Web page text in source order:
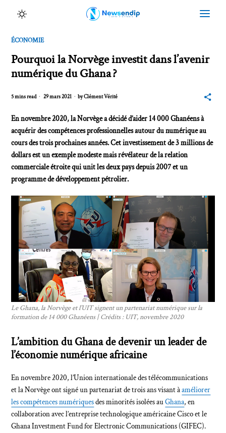
ÉCONOMIE
Pourquoi la Norvège investit dans l’avenir
numérique du Ghana ?
5 mins read 29 mars 2021 byClément Vérité
En novembre 2020, la Norvège a décidé d’aider 14 000 Ghanéens à
acquérir des compétences professionnelles autour du numérique au
cours des trois prochaines années. Cet investissement de 3 millions de
dollars est un exemple modeste mais révélateur de la relation
commerciale étroite qui unit les deux pays depuis 2007 et un
programme de développement pétrolier.
Le Ghana, la Norvège et l’UIT signent un partenariat numérique sur la
formation de 14 000 Ghanéens | Crédits : UIT, novembre 2020
L’ambition du Ghana de devenir un leader de
l’économie numérique africaine
En novembre 2020, l’Union internationale des télécommunications
et la Norvège ont signé un partenariat de trois ans visant àaméliorer
les compétences numériquesdes minorités isolées auGhana, en
collaboration avec l’entreprise technologique américaine Cisco et le
Ghana Investment Fund for Electronic Communications (GIFEC).